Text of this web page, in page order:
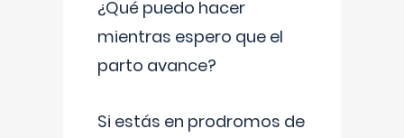
¿Qué puedo hacer
mientras espero que el
parto avance?
Si estás en prodromos de